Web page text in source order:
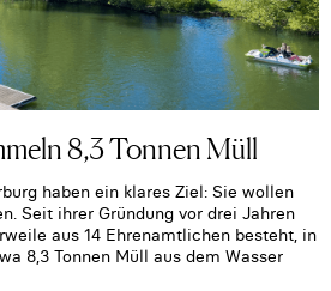
8,3 Tonnen Müll
haben ein klares Ziel: Sie wollen
Seit ihrer Gründung vor drei Jahren
aus 14 Ehrenamtlichen besteht, in
8,3 Tonnen Müll aus dem Wasser